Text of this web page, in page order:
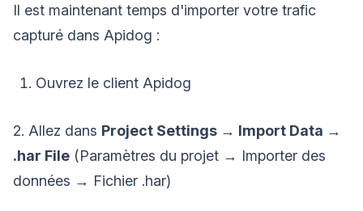
Il est maintenant temps d'importer votre trafic
capturé dans Apidog :
Ouvrez le client Apidog
2. Allez dans Project Settings → Import Data →
.har File (Paramètres du projet → Importer des
données → Fichier .har)